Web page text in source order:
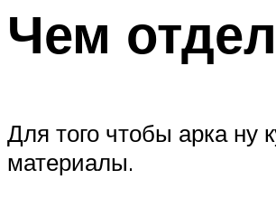
Чем
Для того чтобы арка ну
материалы.